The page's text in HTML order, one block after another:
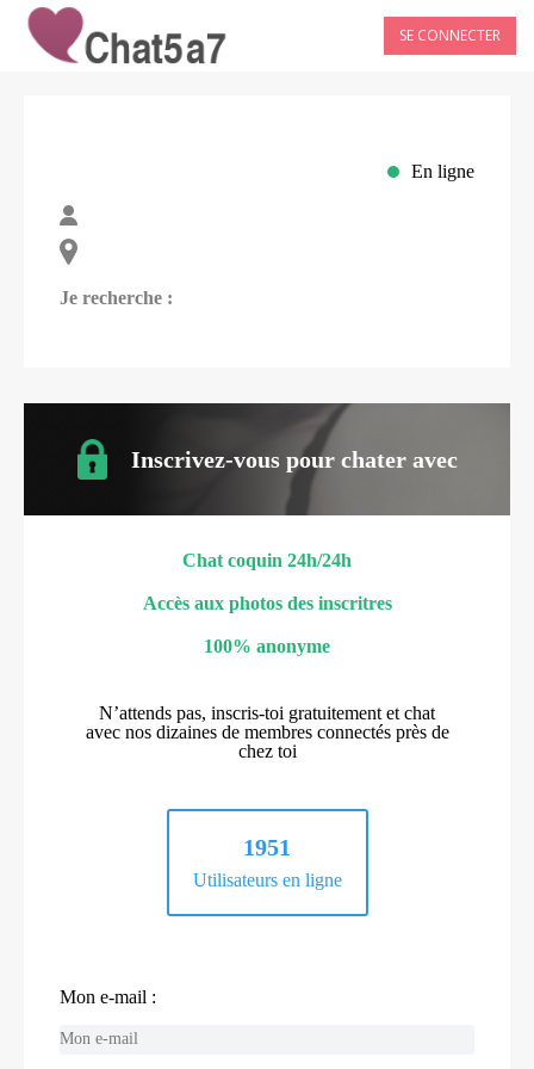
SE CONNECTER
En ligne
Je recherche :
Inscrivez-vous pour chater avec
Chat coquin 24h/24h
Accès aux photos des inscritres
100% anonyme
N’attends pas, inscris-toi gratuitement et chat
avec nos dizaines de membres connectés près de
chez toi
1951
Utilisateurs en ligne
Mon e-mail :